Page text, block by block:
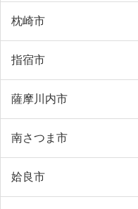
枕崎市
指宿市
薩摩川内市
南さつま市
姶良市